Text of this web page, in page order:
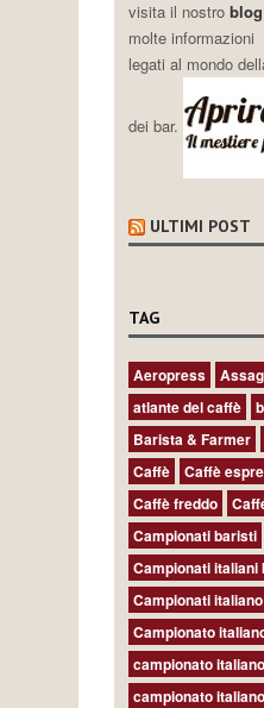
visita il nostro
molte informazioni
legati al mondo
dei bar.
ULTIMI POST
TAG
Aeropress
atlante del caffè
Barista & Farmer
Caffè
Caffè
Caffè freddo
Campionati baristi
Campionati italiani
Campionati
Campionato
campionato
campionato